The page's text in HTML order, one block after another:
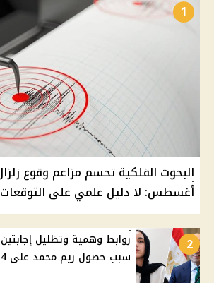
1
أغسطس: لا دليل علمي على التوقعات
2
روابط وهمية وتظليل
سبب حصول ريم محمد على 4% بالثانوية العامة